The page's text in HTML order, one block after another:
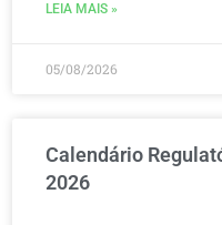
LEIA MAIS »
05/08/2026
Calendário
2026